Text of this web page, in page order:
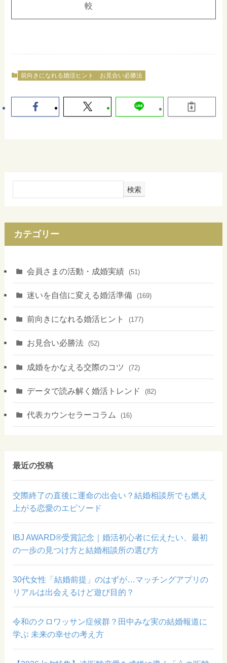
較
前向きになれる婚活ヒント お見合い必勝法
検索
カテゴリー
会員さまの活動・成婚実績 (51)
迷いを自信に変える婚活準備 (169)
前向きになれる婚活ヒント (177)
お見合い必勝法 (52)
成婚をかなえる交際のコツ (72)
データで読み解く婚活トレンド (82)
代表カウンセラーコラム (16)
最近の投稿
交際終了の直後に運命の出会い？結婚相談所でも燃え
上がる恋愛のエピソード
IBJ AWARD®受賞記念｜婚活初心者に伝えたい、最初
の一歩の見つけ方と結婚相談所の選び方
30代女性「結婚前提」のはずが…マッチングアプリの
リアルは出会えるけど遊び目的？
令和のクロワッサン症候群？田中みな実の結婚報道に
学ぶ 未来の幸せの考え方